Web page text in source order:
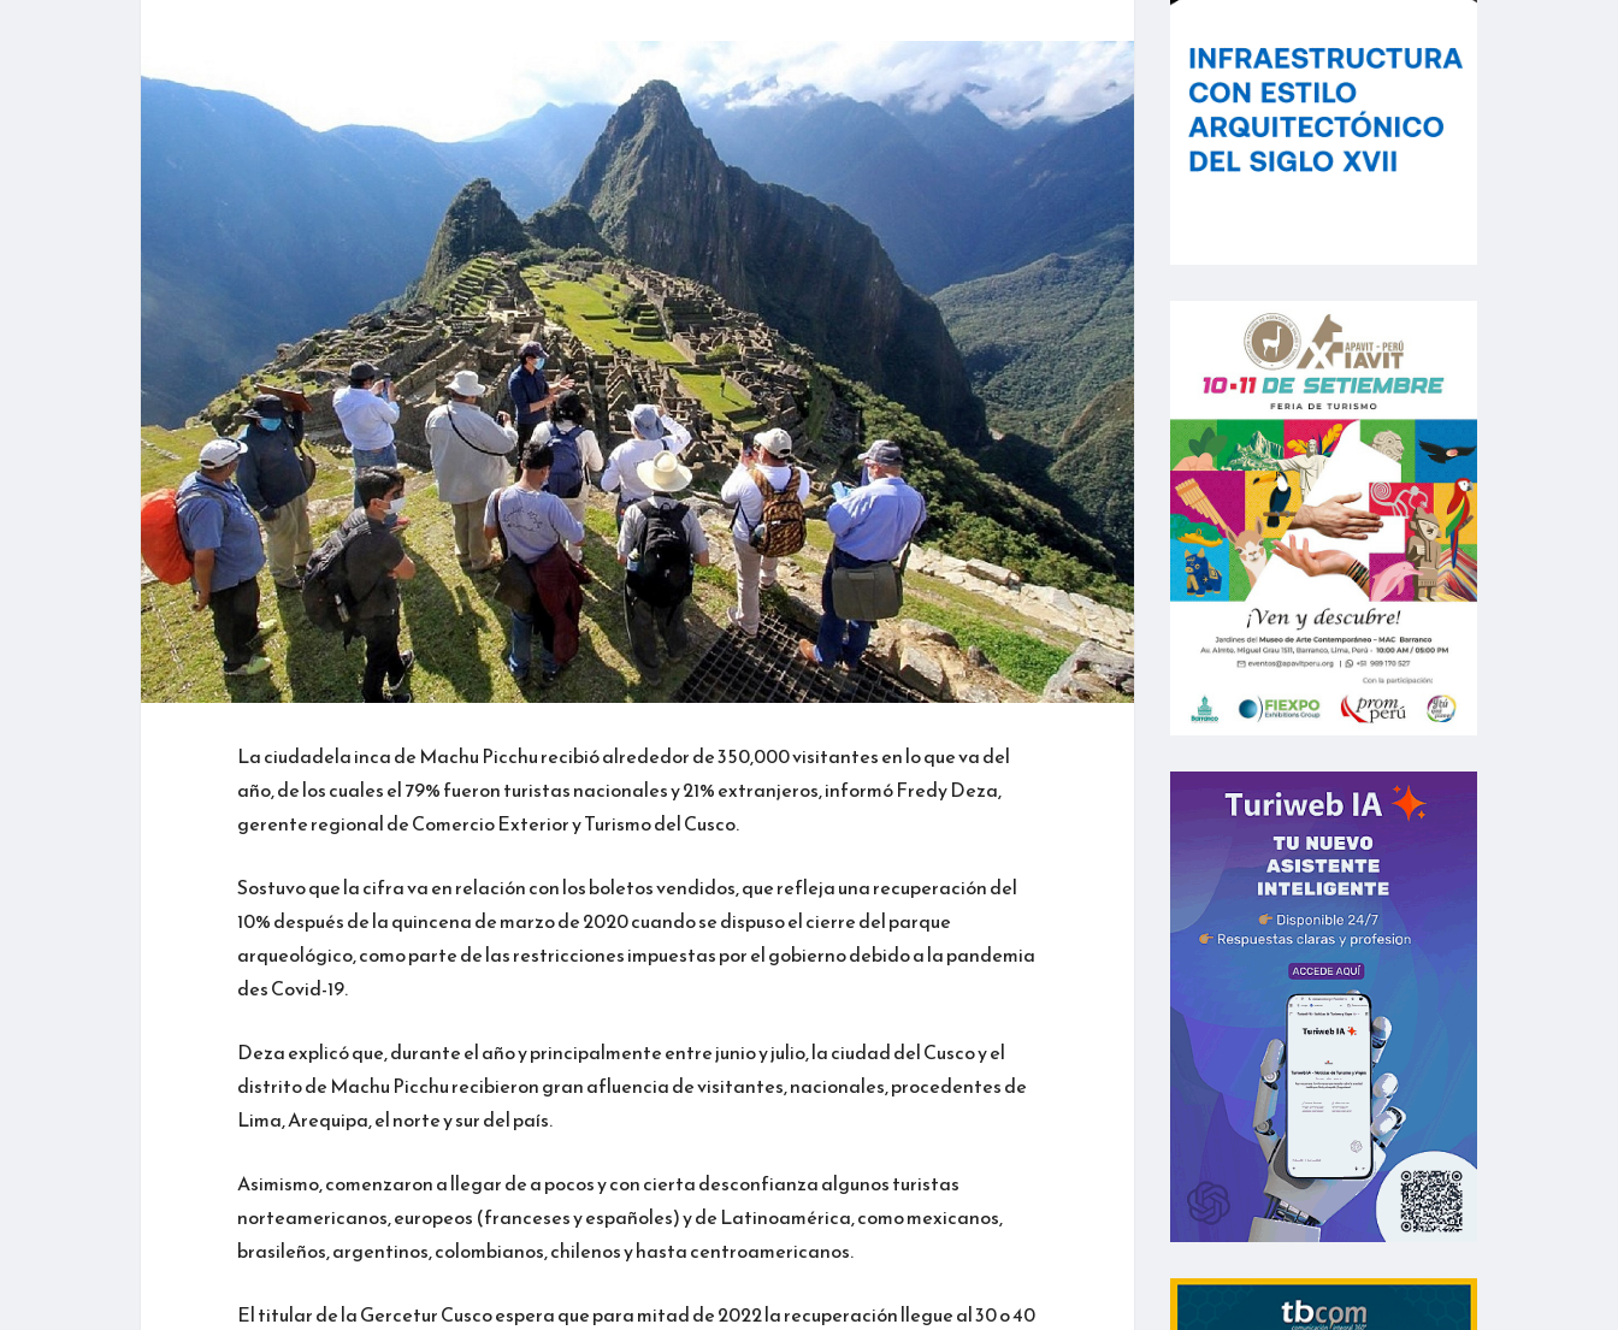
La ciudadela inca de Machu Picchu recibió alrededor de 350,000 visitantes en lo que va del
año, de los cuales el 79% fueron turistas nacionales y 21% extranjeros, informó Fredy Deza,
gerente regional de Comercio Exterior y Turismo del Cusco.
Sostuvo que la cifra va en relación con los boletos vendidos, que refleja una recuperación del
10% después de la quincena de marzo de 2020 cuando se dispuso el cierre del parque
arqueológico, como parte de las restricciones impuestas por el gobierno debido a la pandemia
des Covid-19.
Deza explicó que, durante el año y principalmente entre junio y julio, la ciudad del Cusco y el
distrito de Machu Picchu recibieron gran afluencia de visitantes, nacionales, procedentes de
Lima, Arequipa, el norte y sur del país.
Asimismo, comenzaron a llegar de a pocos y con cierta desconfianza algunos turistas
norteamericanos, europeos (franceses y españoles) y de Latinoamérica, como mexicanos,
brasileños, argentinos, colombianos, chilenos y hasta centroamericanos.
El titular de la Gercetur Cusco espera que para mitad de 2022 la recuperación llegue al 30 o 40